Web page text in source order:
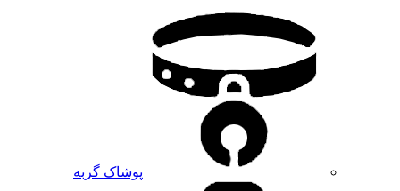
پوشاک گربه